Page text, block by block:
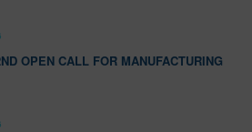
OPEN CALL FOR MANUFACTURING